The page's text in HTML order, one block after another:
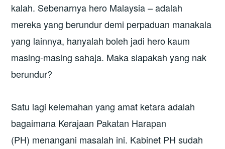
kalah. Sebenarnya hero Malaysia – adalah
mereka yang berundur demi perpaduan manakala
yang lainnya, hanyalah boleh jadi hero kaum
masing-masing sahaja. Maka siapakah yang nak
berundur?
Satu lagi kelemahan yang amat ketara adalah
bagaimana Kerajaan Pakatan Harapan
(PH) menangani masalah ini. Kabinet PH sudah